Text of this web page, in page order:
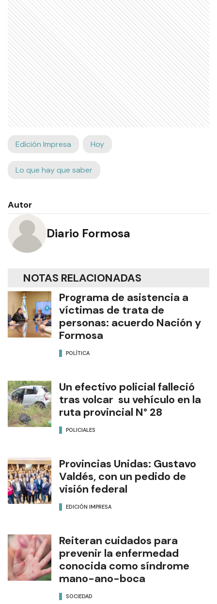
Edición Impresa Hoy
Lo que hay que saber
Autor
Diario Formosa
NOTAS RELACIONADAS
Programa de asistencia a
víctimas de trata de
personas: acuerdo Nación y
Formosa
POLÍTICA
Un efectivo policial falleció
tras volcar su vehículo en la
ruta provincial N° 28
POLICIALES
Provincias Unidas: Gustavo
Valdés, con un pedido de
visión federal
EDICIÓN IMPRESA
Reiteran cuidados para
prevenir la enfermedad
conocida como síndrome
mano-ano-boca
SOCIEDAD